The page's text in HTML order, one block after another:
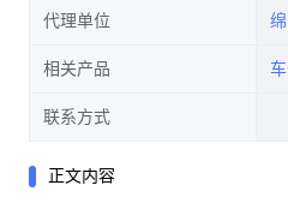
代理单位
相关产品
联系方式
正文内容